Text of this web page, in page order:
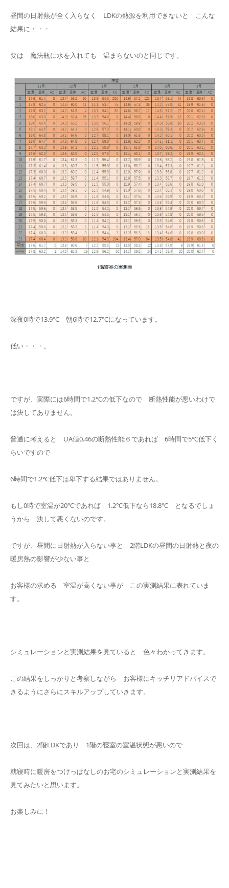
昼間の日射熱が全く入らなく LDKの熱源を利用できないと こんな
結果に・・・
要は 魔法瓶に水を入れても 温まらないのと同じです。
深夜0時で13.9℃ 朝6時で12.7℃になっています。
低い・・・。
ですが、実際には6時間で1.2℃の低下なので 断熱性能が悪いわけで
は決してありません。
普通に考えると UA値0.46の断熱性能６であれば 6時間で5℃低下く
らいですので
6時間で1.2℃低下は卑下する結果ではありません。
もし0時で室温が20℃であれば 1.2℃低下なら18.8℃ となるでしょ
うから 決して悪くないのです。
ですが、昼間に日射熱が入らない事と 2階LDKの昼間の日射熱と夜の
暖房熱の影響が少ない事と
お客様の求める 室温が高くない事が この実測結果に表れていま
す。
シミュレーションと実測結果を見ていると 色々わかってきます。
この結果をしっかりと考察しながら お客様にキッチリアドバイスで
きるようにさらにスキルアップしていきます。
次回は、2階LDKであり 1階の寝室の室温状態が悪いので
就寝時に暖房をつけっぱなしのお宅のシミュレーションと実測結果を
見てみたいと思います。
お楽しみに！